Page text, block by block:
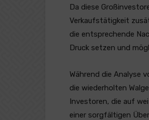
Da diese
Verkaufstätigkeit
die entsprechende
Druck setzen und
Während die Analyse
die wiederholten
Investoren, die auf
einer sorgfältigen